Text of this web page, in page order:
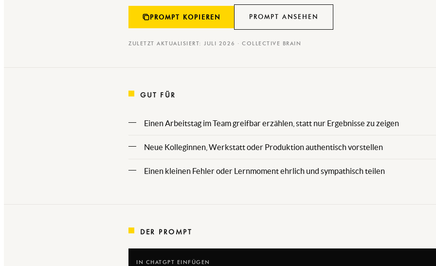
PROMPT KOPIEREN PROMPT ANSEHEN
ZULETZT AKTUALISIERT: JULI 2026 · COLLECTIVE BRAIN
GUT FÜR
Einen Arbeitstag im Team greifbar erzählen, statt nur Ergebnisse zu zeigen
Neue Kolleginnen, Werkstatt oder Produktion authentisch vorstellen
Einen kleinen Fehler oder Lernmoment ehrlich und sympathisch teilen
DER PROMPT
IN CHATGPT EINFÜGEN